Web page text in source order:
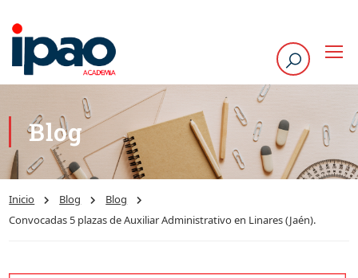
Blog
Inicio Blog
Blog
Convocadas 5 plazas de Auxiliar Administrativo en Linares (Jaén).